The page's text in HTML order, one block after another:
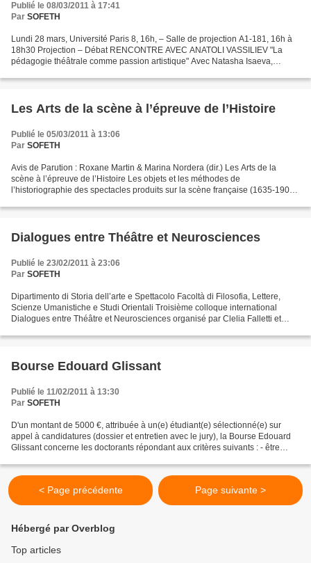
Publié le 08/03/2011 à 17:41
Par SOFETH
Lundi 28 mars, Université Paris 8, 16h, – Salle de projection A1-181, 16h à
18h30 Projection – Débat RENCONTRE AVEC ANATOLI VASSILIEV "La
pédagogie théâtrale comme passion artistique" Avec Natasha Isaeva,
Les Arts de la scène à l’épreuve de l’Histoire
Publié le 05/03/2011 à 13:06
Par SOFETH
Avis de Parution : Roxane Martin & Marina Nordera (dir.) Les Arts de la
scène à l’épreuve de l’Histoire Les objets et les méthodes de
l’historiographie des spectacles produits sur la scène française (1635-1906)
Dialogues entre Théâtre et Neurosciences
Publié le 23/02/2011 à 23:06
Par SOFETH
Dipartimento di Storia dell’arte e Spettacolo Facoltà di Filosofia, Lettere,
Scienze Umanistiche e Studi Orientali Troisième colloque international
Dialogues entre Théâtre et Neurosciences organisé par Clelia Falletti et
Bourse Edouard Glissant
Publié le 11/02/2011 à 13:30
Par SOFETH
D'un montant de 5000 €, attribuée à un(e) étudiant(e) sélectionné(e) sur
appel à candidatures (dossier et entretien avec le jury), la Bourse Edouard
Glissant concerne les doctorants répondant aux critères suivants : - être
< Page précédente Page suivante >
Hébergé par Overblog
Top articles